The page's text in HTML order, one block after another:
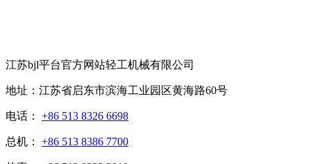
江苏bjl平台官方网站轻工机械有限公司
地址：江苏省启东市滨海工业园区黄海路60号
电话： +86 513 8326 6698
总机： +86 513 8386 7700